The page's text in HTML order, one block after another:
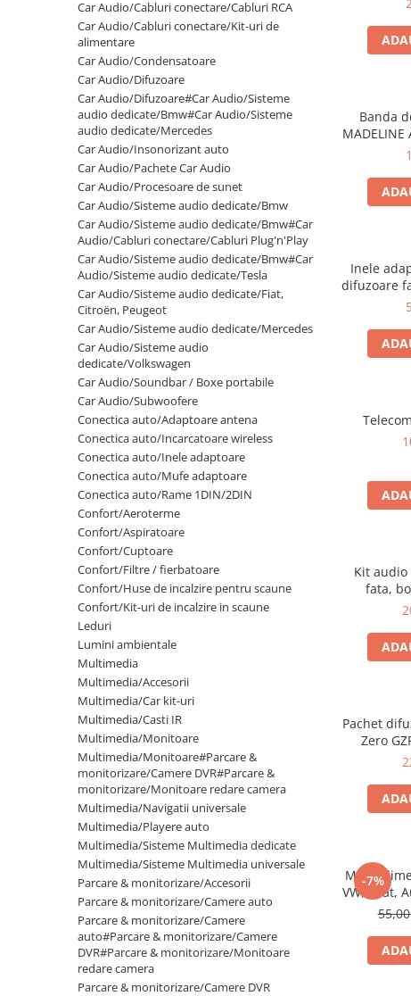
Subwoofer
Electrice, Electronice Auto
Accesorii alarme auto
Alarme auto Alarme masina
Detectoare Radar
Senzori parcare auto
Echipamente atelier
Consumabile Service
Instrumente Atelier
Set clipsuri auto de plastic
Piese si accesorii
Amortizoare hayon
Accesorii auto
Incalzire scaune
Stergatoare auto
Paravanturi auto
Lumini ambientale
Car Audio/Cabluri conectare/Cabluri RCA
Car Audio/Cabluri conectare/Kit-uri de
alimentare
Car Audio/Condensatoare
Car Audio/Difuzoare
Car Audio/Difuzoare#Car Audio/Sisteme
audio dedicate/Bmw#Car Audio/Sisteme
audio dedicate/Mercedes
Car Audio/Insonorizant auto
Car Audio/Pachete Car Audio
Car Audio/Procesoare de sunet
Car Audio/Sisteme audio dedicate/Bmw
Car Audio/Sisteme audio dedicate/Bmw#Car
Audio/Cabluri conectare/Cabluri Plug'n'Play
Car Audio/Sisteme audio dedicate/Bmw#Car
Audio/Sisteme audio dedicate/Tesla
Car Audio/Sisteme audio dedicate/Fiat,
Citroën, Peugeot
Car Audio/Sisteme audio dedicate/Mercedes
Car Audio/Sisteme audio
dedicate/Volkswagen
Car Audio/Soundbar / Boxe portabile
Car Audio/Subwoofere
Conectica auto/Adaptoare antena
Conectica auto/Incarcatoare wireless
Conectica auto/Inele adaptoare
Conectica auto/Mufe adaptoare
Conectica auto/Rame 1DIN/2DIN
Confort/Aeroterme
Confort/Aspiratoare
Confort/Cuptoare
Confort/Filtre / fierbatoare
Confort/Huse de incalzire pentru scaune
Confort/Kit-uri de incalzire in scaune
Leduri
Lumini ambientale
Multimedia
Multimedia/Accesorii
Multimedia/Car kit-uri
Multimedia/Casti IR
Multimedia/Monitoare
Multimedia/Monitoare#Parcare &
monitorizare/Camere DVR#Parcare &
monitorizare/Monitoare redare camera
Multimedia/Navigatii universale
Multimedia/Playere auto
Multimedia/Sisteme Multimedia dedicate
Multimedia/Sisteme Multimedia universale
Parcare & monitorizare/Accesorii
Parcare & monitorizare/Camere auto
Parcare & monitorizare/Camere
auto#Parcare & monitorizare/Camere
DVR#Parcare & monitorizare/Monitoare
redare camera
Parcare & monitorizare/Camere DVR
Banda
MADELINE
-
Inele
difuzoare
Kit audio
fata,
Pachet
Zero
Vito/
-7%
Mufa
VW, Seat,